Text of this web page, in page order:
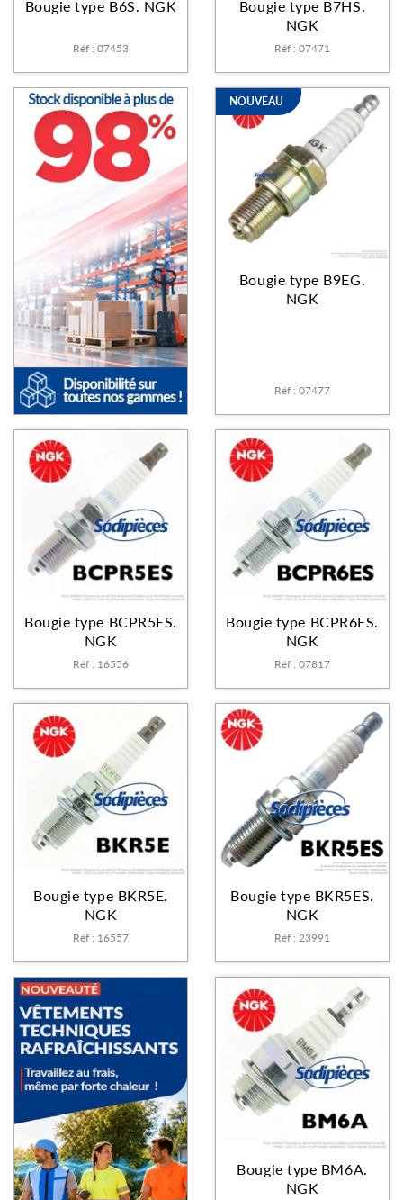
Bougie type B6S. NGK
Réf : 07453
Bougie type B7HS.
NGK
Réf : 07471
Bougie type B9EG.
NGK
Réf : 07477
NOUVEAU
Bougie type BCPR5ES.
NGK
Réf : 16556
Bougie type BCPR6ES.
NGK
Réf : 07817
Bougie type BKR5E.
NGK
Réf : 16557
Bougie type BKR5ES.
NGK
Réf : 23991
Bougie type BM6A.
NGK